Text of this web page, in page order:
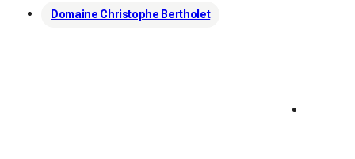
Domaine Christophe Bertholet